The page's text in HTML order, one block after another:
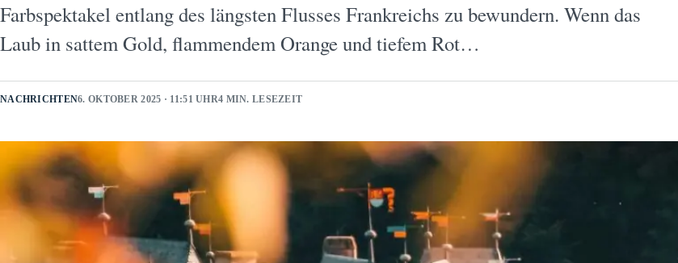
Farbspektakel entlang des längsten Flusses Frankreichs zu bewundern. Wenn das
Laub in sattem Gold, flammendem Orange und tiefem Rot…
NACHRICHTEN6. OKTOBER 2025 · 11:51 UHR4 MIN. LESEZEIT